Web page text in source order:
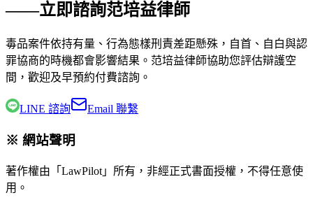
——立即諮詢范培益律師
毒品案件依持有量、行為態樣刑責差距懸殊，自首、自白與認
罪協商的時機都會影響結果。 范培益律師協助您評估辯護空
間，歡迎及早預約付費諮詢。
LINE 諮詢 Email 聯繫
※ 網站聲明
著作權由「LawPilot」所有，非經正式書面授權，不得任意使
用。